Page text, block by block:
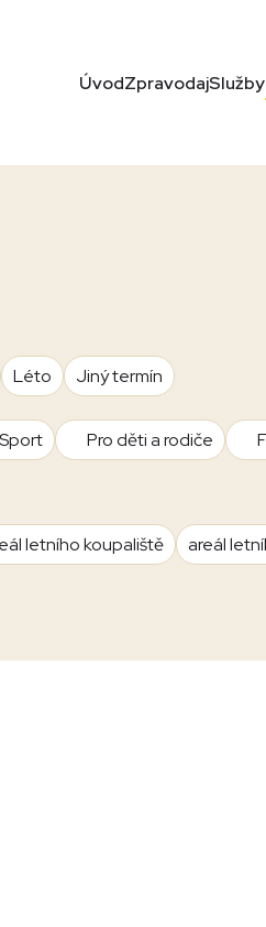
ÚvodZpravodajSlužby
Léto
Jiný termín
Sport Pro děti a rodiče
letního koupaliště areál